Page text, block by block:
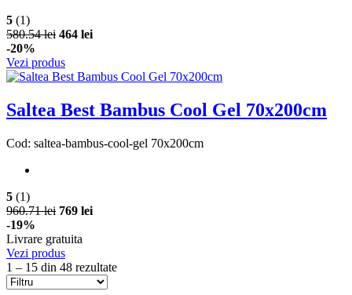
5 (1)
580.54 lei 464 lei
-20%
Vezi produs
Saltea Best Bambus Cool Gel 70x200cm
Cod: saltea-bambus-cool-gel 70x200cm
5 (1)
960.71 lei 769 lei
-19%
Livrare gratuita
Vezi produs
1 – 15 din 48 rezultate